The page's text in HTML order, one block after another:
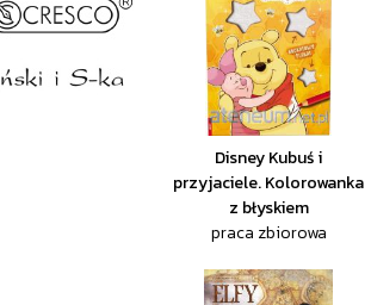
Disney Kubuś i
przyjaciele. Kolorowanka
z błyskiem
praca zbiorowa